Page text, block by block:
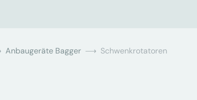
Anbaugeräte Bagger Schwenkrotatoren